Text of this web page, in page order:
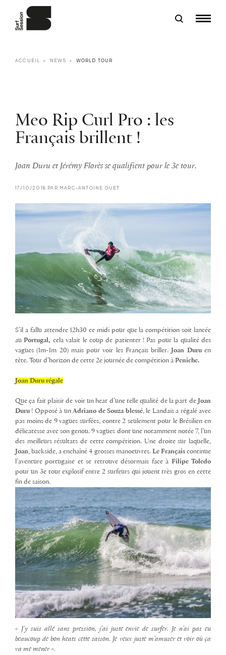
ACCUEIL NEWS WORLD TOUR
Meo Rip Curl Pro : les
Français brillent !
Joan Duru et Jérémy Florès se qualifient pour le 3e tour.
17/10/2018 PAR MARC-ANTOINE GUET
S’il a fallu attendre 12h30 ce midi pour que la compétition soit lancée
auPortugal, cela valait le coup de patienter ! Pas pour la qualité des
vagues (1m-1m 20) mais pour voir les Français briller.Joan Duruen
tête. Tour d’horizon de cette 2e journée de compétition à Peniche.
Joan Duru régale
Que ça fait plaisir de voir un heat d’une telle qualité de la part de Joan
Duru ! Opposé à unAdriano de Souza blessé, le Landais a régalé avec
pas moins de 9 vagues surfées, contre 2 seulement pour le Brésilien en
délicatesse avec son genou. 9 vagues dont une notamment notée 7, l’un
des meilleurs résultats de cette compétition. Une droite sur laquelle,
Joan, backside, a enchaîné 4 grosses manoeuvres.Le Françaiscontinue
l’aventure portugaise et se retrouve désormais face à Filipe Toledo
pour un 3e tour explosif entre 2 surfeurs qui jouent très gros en cette
fin de saison.
« J’y suis allé sans pression, j’ai juste envie de surfer. Je n’ai pas eu
beaucoup de bon heats cette saison. Je veux juste m’amuser et voir où ça
va me mener ».